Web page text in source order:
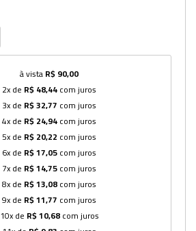
à vistaR$ 90,00
2x de R$ 48,44com juros
3x de R$ 32,77 com juros
4x de R$ 24,94com juros
5x de R$ 20,22 com juros
6x de R$ 17,05com juros
7x de R$ 14,75com juros
8x de R$ 13,08com juros
9x de R$ 11,77 com juros
10x de R$ 10,68com juros